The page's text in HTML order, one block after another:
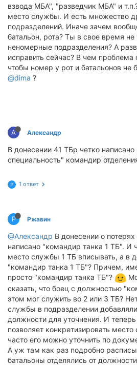
взвода МБА", "разведчик МБА" и
место службы. И есть множество
подразделений. Иначе зачем
батальон, рота? Ты в свое время не
неномерные подразделения? А
исправить сейчас? В чем проблема
чтобы номер у рот и батальонов не
@dima ?
А Александр
В донесении 41 ТБр четко
специальность" командир
Р 1 ответ
Р Ржавин
@Александр В донесении о
написано "командир танка 1 ТБ". И
место службы 1 ТБ вписывать, а в
"командир танка 1 ТБ"? Причем,
просто "командир танка ТБ"?
сказать, что боец с должностью
этом мог служить во 2 или 3 ТБ?
службы в подразделении
должности для уточнения. И
позволяет конкретизировать
часто его можно уточнить по
А уж там как раз подробно
батальоны отделялись от